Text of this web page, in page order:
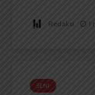
Redaksi 1
SENI